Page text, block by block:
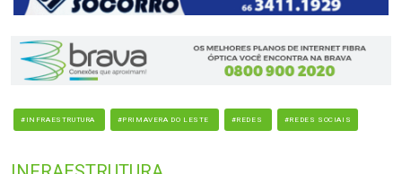
#INFRAESTRUTURA #PRIMAVERA DO LESTE #REDES #REDES SOCIAIS